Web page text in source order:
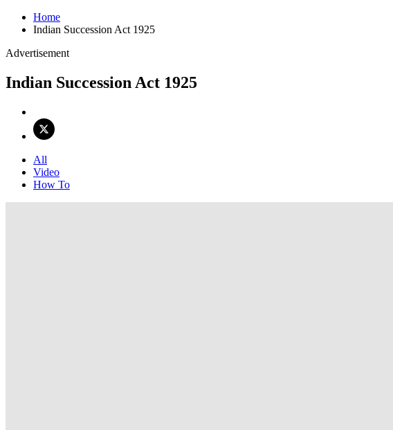
Home
Indian Succession Act 1925
Advertisement
Indian Succession Act 1925
All
Video
How To